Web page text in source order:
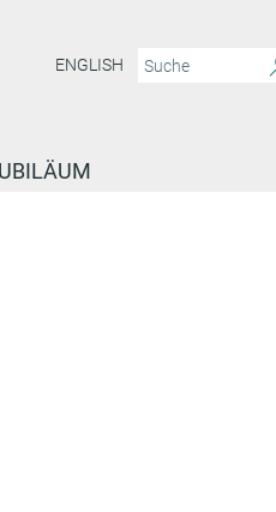
ENGLISH